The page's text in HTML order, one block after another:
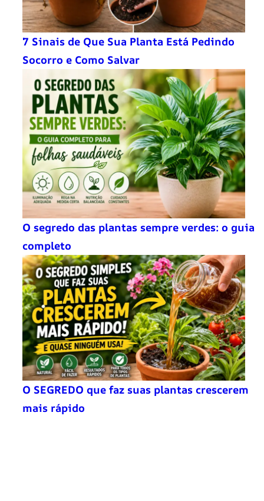
7 Sinais de Que Sua Planta Está Pedindo
Socorro e Como Salvar
O segredo das plantas sempre verdes: o guia
completo
O SEGREDO que faz suas plantas crescerem
mais rápido